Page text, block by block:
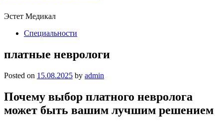
Эстет Медикал
Специальности
платные неврологи
Posted on 15.08.2025 by admin
Почему выбор платного невролога
может быть вашим лучшим решением